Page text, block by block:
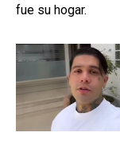
fue su hogar.